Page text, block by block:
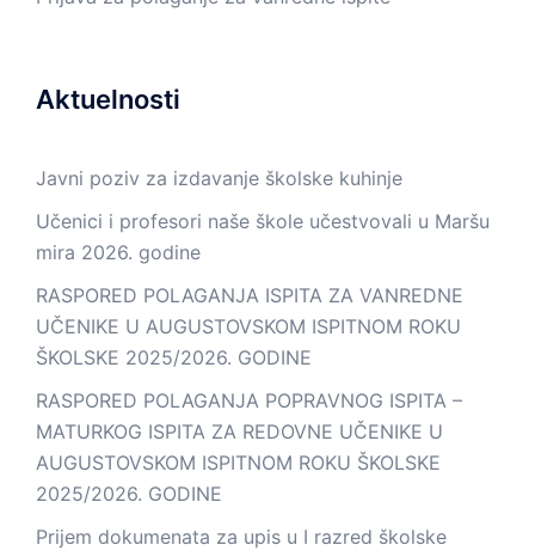
Aktuelnosti
Javni poziv za izdavanje školske kuhinje
Učenici i profesori naše škole učestvovali u Maršu
mira 2026. godine
RASPORED POLAGANJA ISPITA ZA VANREDNE
UČENIKE U AUGUSTOVSKOM ISPITNOM ROKU
ŠKOLSKE 2025/2026. GODINE
RASPORED POLAGANJA POPRAVNOG ISPITA –
MATURKOG ISPITA ZA REDOVNE UČENIKE U
AUGUSTOVSKOM ISPITNOM ROKU ŠKOLSKE
2025/2026. GODINE
Prijem dokumenata za upis u I razred školske